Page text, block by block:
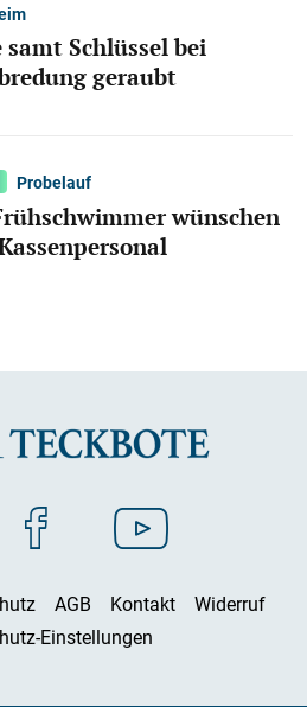
samt Schlüssel bei
geraubt
Probelauf
wünschen
AGB Kontakt
Widerruf
Einstellungen